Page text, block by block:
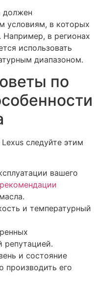
должен
условиям, в которых
Например, в регионах
использовать
диапазоном.
по
следуйте этим
вашего
рекомендации
и температурный
репутацией.
и состояние
производить его